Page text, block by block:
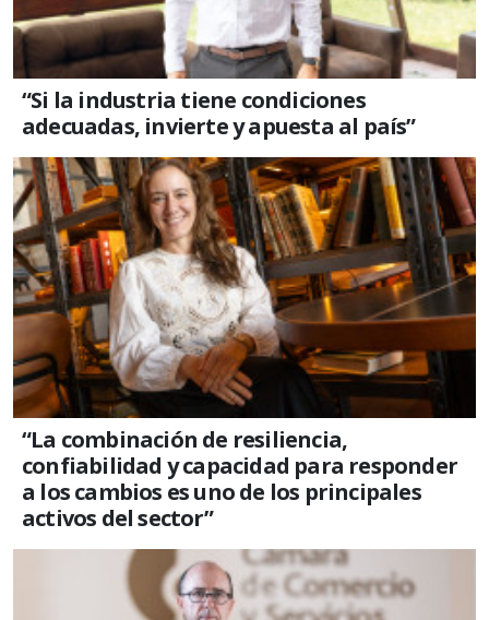
“Si la industria tiene condiciones
adecuadas, invierte y apuesta al país”
“La combinación de resiliencia,
confiabilidad y capacidad para responder
a los cambios es uno de los principales
activos del sector”